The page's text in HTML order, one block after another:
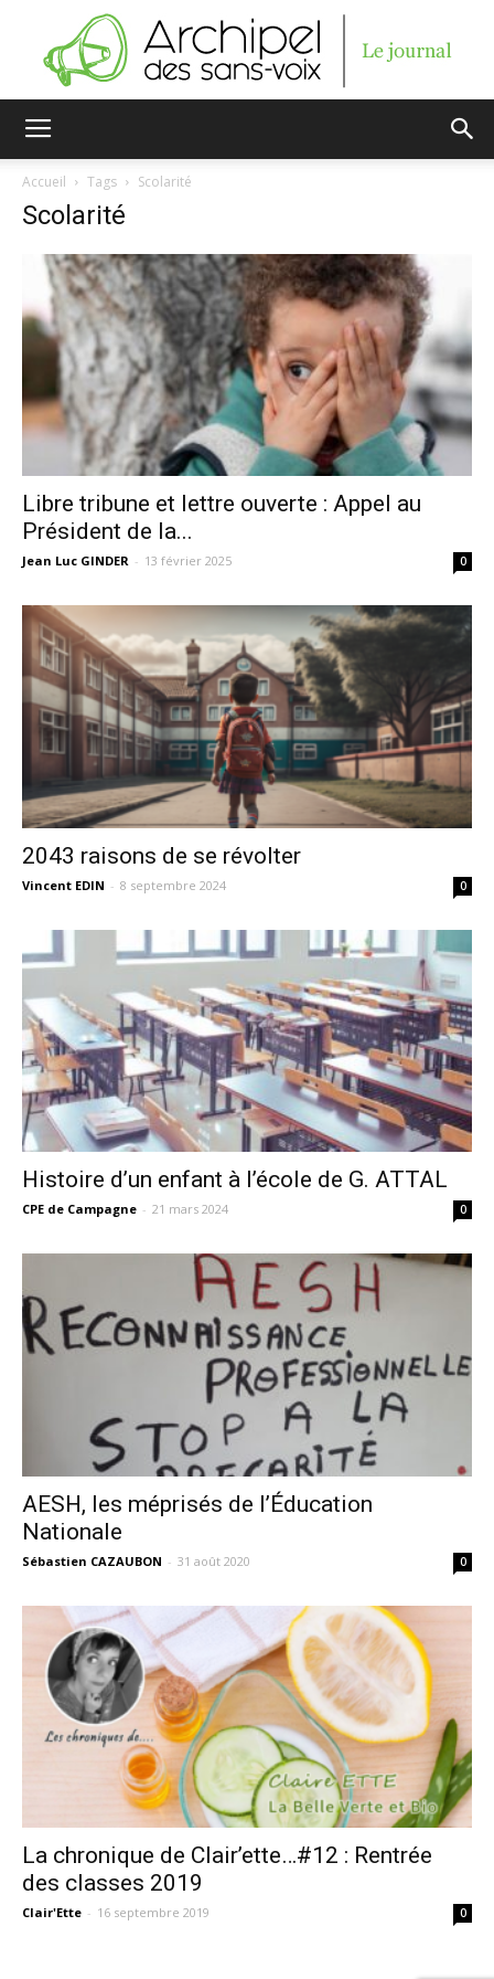
sans-
voix
Accueil Tags Scolarité
Scolarité
Libre tribune et lettre ouverte : Appel au
Président de la...
Jean Luc GINDER - 13 février 2025 0
2043 raisons de se révolter
Vincent EDIN - 8 septembre 2024 0
Histoire d’un enfant à l’école de G. ATTAL
CPE de Campagne - 21 mars 2024 0
AESH, les méprisés de l’Éducation
Nationale
Sébastien CAZAUBON - 31 août 2020 0
La chronique de Clair’ette…#12 : Rentrée
des classes 2019
Clair'Ette - 16 septembre 2019 0